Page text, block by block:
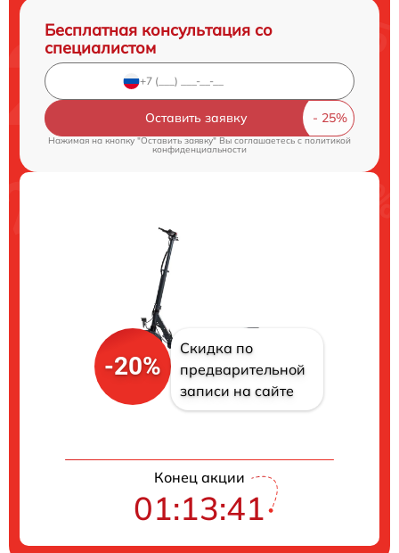
Бесплатная консультация со
специалистом
Оставить заявку
Нажимая на кнопку "Оставить заявку" Вы соглашаетесь cполитикой
конфиденциальности
-20%
Скидка по
предварительной
записи на сайте
Конец акции
01:13:40